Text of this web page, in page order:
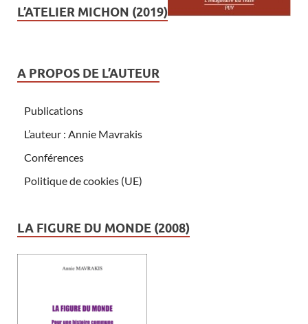
L’ATELIER MICHON (2019)
A PROPOS DE L’AUTEUR
Publications
L’auteur : Annie Mavrakis
Conférences
Politique de cookies (UE)
LA FIGURE DU MONDE (2008)